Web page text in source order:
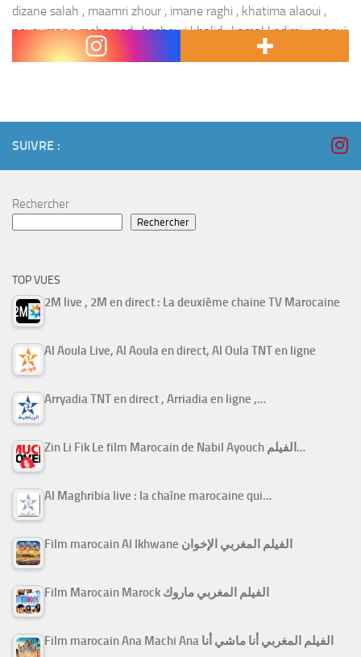
dizane salah , maamri zhour , imane raghi , khatima alaoui ,
nouaymane mohamed , bachouri khalid , kamal kadimi , sanouji
abdelouahd...
SUIVRE :
Rechercher
Rechercher
TOP VUES
2M live , 2M en direct : La deuxième chaine TV Marocaine
Al Aoula Live, Al Aoula en direct, Al Oula TNT en ligne
Arryadia TNT en direct , Arriadia en ligne ,…
Zin Li Fik Le film Marocain de Nabil Ayouch الفيلم…
Al Maghribia live : la chaîne marocaine qui…
Film marocain Al Ikhwane الفيلم المغربي الإخوان
Film Marocain Marock الفيلم المغربي ماروك
Film marocain Ana Machi Ana الفيلم المغربي أنا ماشي أنا